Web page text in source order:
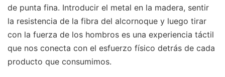
de punta fina. Introducir el metal en la madera, sentir
la resistencia de la fibra del alcornoque y luego tirar
con la fuerza de los hombros es una experiencia táctil
que nos conecta con el esfuerzo físico detrás de cada
producto que consumimos.